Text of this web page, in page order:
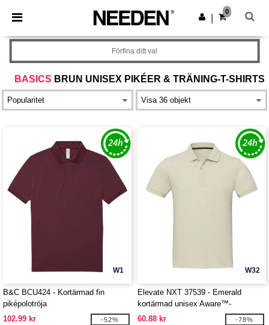
× Needen-app
Bättre priser i appen!
Hämta app
0
BASICS BRUN UNISEX PIKÉER & TRÄNING-T-SHIRTS
Förfina ditt val
W1
B&C BCU424 - Kortärmad fin
piképolotröja
102.99 kr
-52%
W32
Elevate NXT 37539 - Emerald
kortärmad unisex Aware™-
återvunnen piké
60.88 kr -78%